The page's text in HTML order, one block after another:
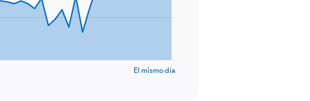
El mismo día